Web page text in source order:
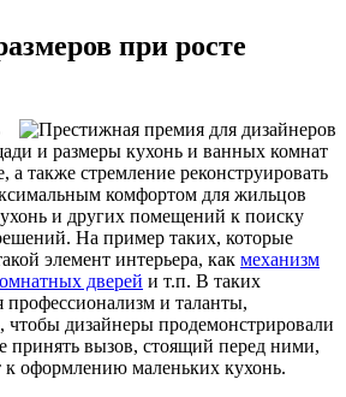
при росте
и размеры кухонь и ванных комнат
а также стремление реконструировать
комфортом для жильцов
и других помещений к поиску
На пример таких, которые
элемент интерьера, как механизм
дверей и т.п. В таких
профессионализм и таланты,
чтобы дизайнеры продемонстрировали
принять вызов, стоящий перед ними,
к оформлению маленьких кухонь.